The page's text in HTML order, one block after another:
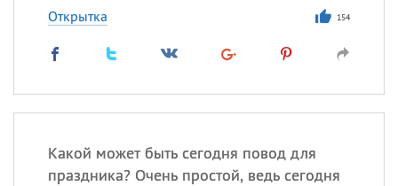
Открытка 154
Какой может быть сегодня повод для
праздника? Очень простой, ведь сегодня